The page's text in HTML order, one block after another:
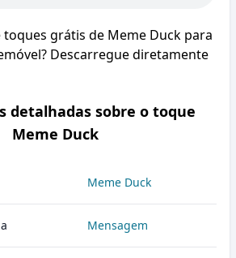
toques grátis de Meme Duck para
Descarregue diretamente
detalhadas sobre o toque
Meme Duck
Meme Duck
Mensagem